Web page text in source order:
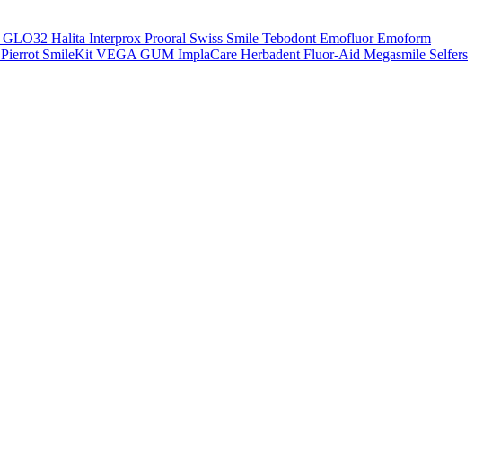
GLO32 Halita Interprox Prooral Swiss Smile Tebodont Emofluor Emoform
Pierrot SmileKit VEGA GUM ImplaCare Herbadent Fluor-Aid Megasmile Selfers